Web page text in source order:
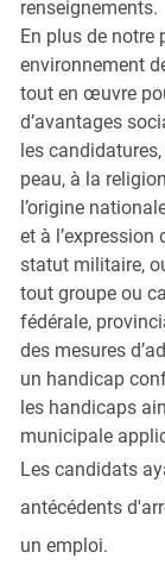
renseignements.
En plus de notre
environnement
tout en œuvre
d’avantages
les
peau, à la
l’origine
et à l’expression
statut militaire,
tout groupe ou
fédérale,
des mesures
un handicap
les handicaps
municipale
Les candidats
antécédents
un emploi.